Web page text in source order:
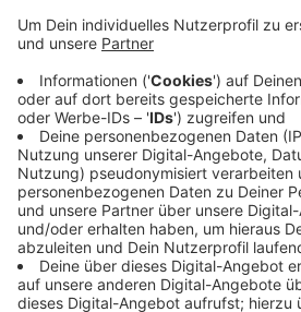
Die Stadt möchte das mit der
ändern - und wirbt gerade dafür
Haushalte in Wickrath und
Chance auf Glasfasernetz. Je
das Glasfasernetz dann auch
werden. Um mehr Interessenten
Deutsche GigaNetz den Zeitraum
eines Anschlusses bis zum 31. Juli
Das schnellere Glasfasernetz soll
bei uns vorantreiben, sowohl in
Privathaushalten.